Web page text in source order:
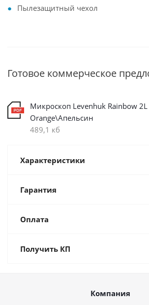
Пылезащитный чехол
Готовое коммерческое
Микроскоп Levenhuk Rainbow 2L
Orange\Апельсин
489,1 кб
Характеристики
Гарантия
Оплата
Получить КП
Компания